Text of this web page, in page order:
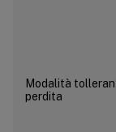
Modalità
perdita
Gestione profili/